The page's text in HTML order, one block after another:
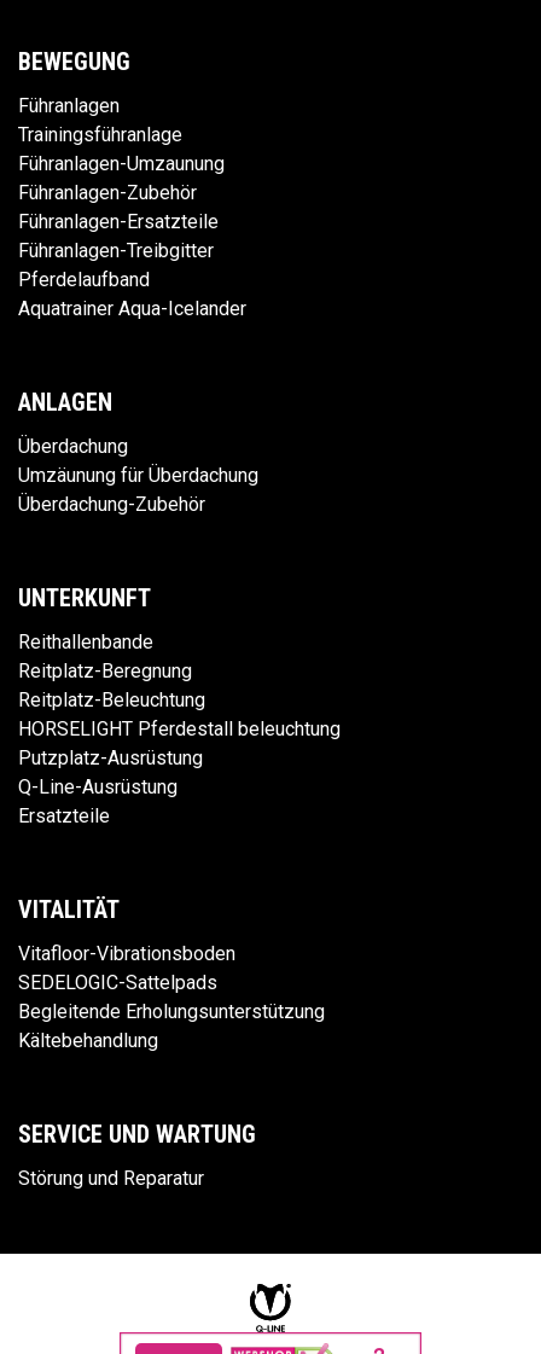
BEWEGUNG
Führanlagen
Trainingsführanlage
Führanlagen-Umzaunung
Führanlagen-Zubehör
Führanlagen-Ersatzteile
Führanlagen-Treibgitter
Pferdelaufband
Aquatrainer Aqua-Icelander
ANLAGEN
Überdachung
Umzäunung für Überdachung
Überdachung-Zubehör
UNTERKUNFT
Reithallenbande
Reitplatz-Beregnung
Reitplatz-Beleuchtung
HORSELIGHT Pferdestall beleuchtung
Putzplatz-Ausrüstung
Q-Line-Ausrüstung
Ersatzteile
VITALITÄT
Vitafloor-Vibrationsboden
SEDELOGIC-Sattelpads
Begleitende Erholungsunterstützung
Kältebehandlung
SERVICE UND WARTUNG
Störung und Reparatur